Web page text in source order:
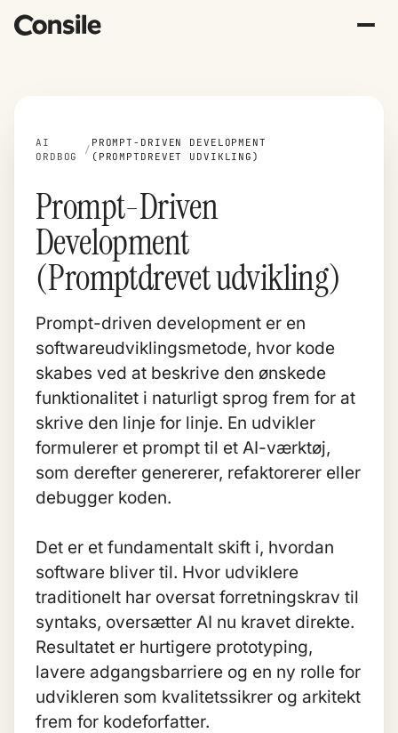
AI
ORDBOG
/
PROMPT-DRIVEN DEVELOPMENT
(PROMPTDREVET UDVIKLING)
Prompt-Driven
Development
(Promptdrevet udvikling)
Prompt-driven development er en
softwareudviklingsmetode, hvor kode
skabes ved at beskrive den ønskede
funktionalitet i naturligt sprog frem for at
skrive den linje for linje. En udvikler
formulerer et prompt til et AI-værktøj,
som derefter genererer, refaktorerer eller
debugger koden.
Det er et fundamentalt skift i, hvordan
software bliver til. Hvor udviklere
traditionelt har oversat forretningskrav til
syntaks, oversætter AI nu kravet direkte.
Resultatet er hurtigere prototyping,
lavere adgangsbarriere og en ny rolle for
udvikleren som kvalitetssikrer og arkitekt
frem for kodeforfatter.